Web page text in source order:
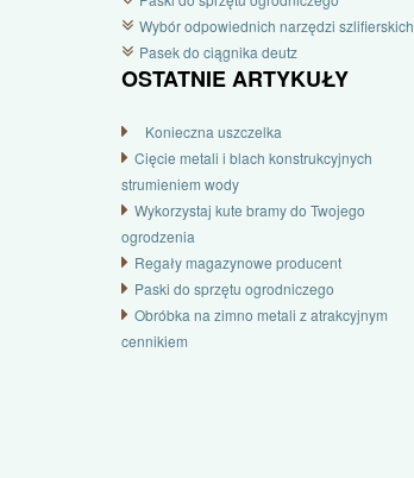
Wybór odpowiednich narzędzi szlifierskich
Pasek do ciągnika deutz
OSTATNIE ARTYKUŁY
Konieczna uszczelka
Cięcie metali i blach konstrukcyjnych
strumieniem wody
Wykorzystaj kute bramy do Twojego
ogrodzenia
Regały magazynowe producent
Paski do sprzętu ogrodniczego
Obróbka na zimno metali z atrakcyjnym
cennikiem